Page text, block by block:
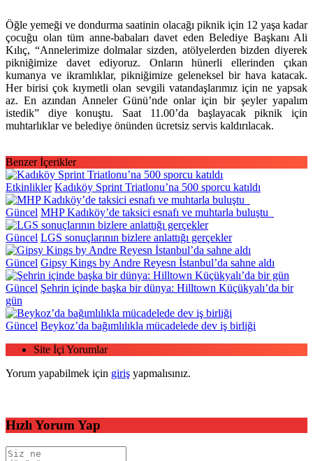
Öğle yemeği ve dondurma saatinin olacağı piknik için 12 yaşa kadar
çocuğu olan tüm anne-babaları davet eden Belediye Başkanı Ali
Kılıç, “Annelerimize dolmalar sizden, atölyelerden bizden diyerek
pikniğimize davet ediyoruz. Onların hünerli ellerinden çıkan
kumanya ve ikramlıklar, pikniğimize geleneksel bir hava katacak.
Her birisi çok kıymetli olan sevgili vatandaşlarımız için ne yapsak
az. En azından Anneler Günü’nde onlar için bir şeyler yapalım
istedik” diye konuştu. Saat 11.00’da başlayacak piknik için
muhtarlıklar ve belediye önünden ücretsiz servis kaldırılacak.
Benzer İçerikler
Etkinlikler Kadıköy Sprint Triatlonu’na 500 sporcu katıldı
Güncel MHP Kadıköy’de taksici esnafı ve muhtarla buluştu
Güncel LGS sonuçlarının bizlere anlattığı gerçekler
Güncel Gipsy Kings by Andre Reyesn İstanbul’da sahne aldı
Güncel Şehrin içinde başka bir dünya: Hilltown Küçükyalı’da bir
gün
Güncel Beykoz’da bağımlılıkla mücadelede dev iş birliği
Site İçi Yorumlar
Yorum yapabilmek için giriş yapmalısınız.
Hızlı Yorum Yap